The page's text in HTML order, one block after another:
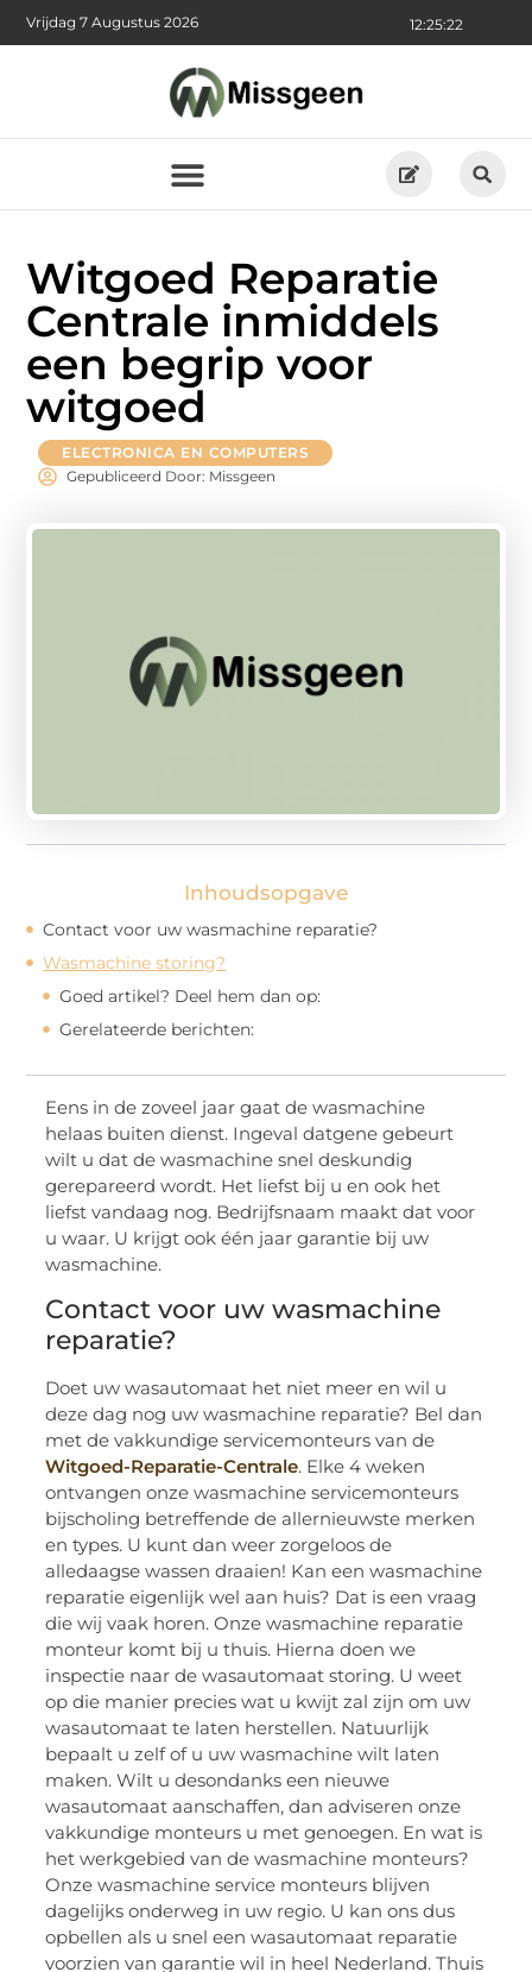
12:25:22
Vrijdag 7 Augustus 2026
Witgoed Reparatie
Centrale inmiddels
een begrip voor
witgoed
ELECTRONICA EN COMPUTERS
Gepubliceerd Door: Missgeen
Inhoudsopgave
Contact voor uw wasmachine reparatie?
Wasmachine storing?
Goed artikel? Deel hem dan op:
Gerelateerde berichten:
Eens in de zoveel jaar gaat de wasmachine
helaas buiten dienst. Ingeval datgene gebeurt
wilt u dat de wasmachine snel deskundig
gerepareerd wordt. Het liefst bij u en ook het
liefst vandaag nog. Bedrijfsnaam maakt dat voor
u waar. U krijgt ook één jaar garantie bij uw
wasmachine.
Contact voor uw wasmachine
reparatie?
Doet uw wasautomaat het niet meer en wil u
deze dag nog uw wasmachine reparatie? Bel dan
met de vakkundige servicemonteurs van de
Witgoed-Reparatie-Centrale. Elke 4 weken
ontvangen onze wasmachine servicemonteurs
bijscholing betreffende de allernieuwste merken
en types. U kunt dan weer zorgeloos de
alledaagse wassen draaien! Kan een wasmachine
reparatie eigenlijk wel aan huis? Dat is een vraag
die wij vaak horen. Onze wasmachine reparatie
monteur komt bij u thuis. Hierna doen we
inspectie naar de wasautomaat storing. U weet
op die manier precies wat u kwijt zal zijn om uw
wasautomaat te laten herstellen. Natuurlijk
bepaalt u zelf of u uw wasmachine wilt laten
maken. Wilt u desondanks een nieuwe
wasautomaat aanschaffen, dan adviseren onze
vakkundige monteurs u met genoegen. En wat is
het werkgebied van de wasmachine monteurs?
Onze wasmachine service monteurs blijven
dagelijks onderweg in uw regio. U kan ons dus
opbellen als u snel een wasautomaat reparatie
voorzien van garantie wil in heel Nederland. Thuis